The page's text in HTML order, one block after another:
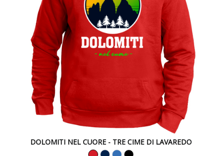
DOLOMITI NEL CUORE - TRE CIME DI LAVAREDO